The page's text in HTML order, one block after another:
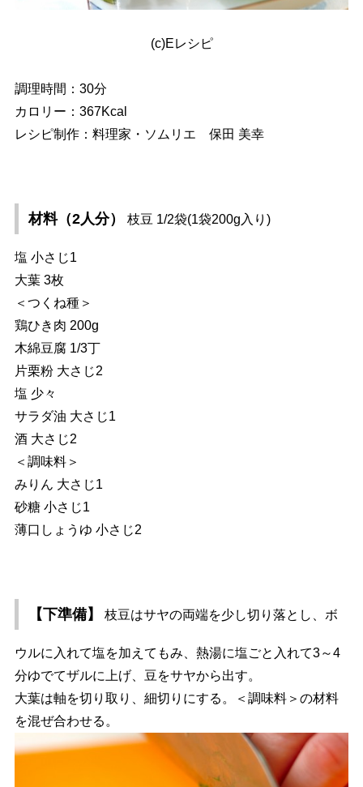
(c)Eレシピ
調理時間：30分
カロリー：367Kcal
レシピ制作：料理家・ソムリエ 保田 美幸
材料（2人分） 枝豆 1/2袋(1袋200g入り)
塩 小さじ1
大葉 3枚
＜つくね種＞
鶏ひき肉 200g
木綿豆腐 1/3丁
片栗粉 大さじ2
塩 少々
サラダ油 大さじ1
酒 大さじ2
＜調味料＞
みりん 大さじ1
砂糖 小さじ1
薄口しょうゆ 小さじ2
【下準備】 枝豆はサヤの両端を少し切り落とし、ボ
ウルに入れて塩を加えてもみ、熱湯に塩ごと入れて3～4
分ゆでてザルに上げ、豆をサヤから出す。
大葉は軸を切り取り、細切りにする。＜調味料＞の材料
を混ぜ合わせる。